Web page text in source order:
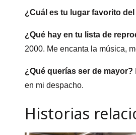
¿Cuál es tu lugar favorito
¿Qué hay en tu lista de
2000. Me encanta la música,
¿Qué querías ser de mayor?
en mi despacho.
Historias